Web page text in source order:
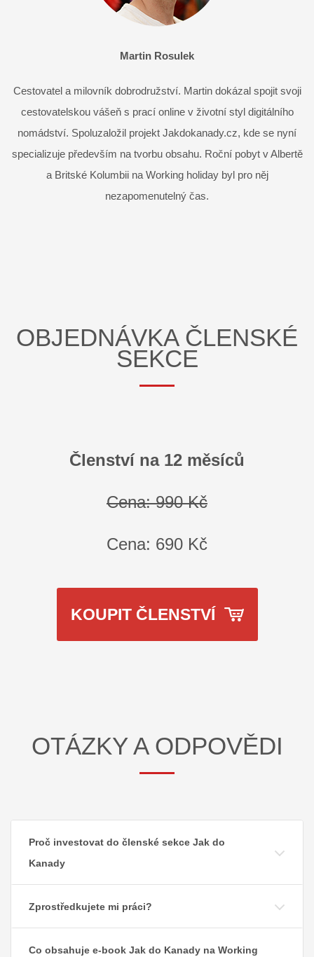
Martin Rosulek
Cestovatel a milovník dobrodružství. Martin dokázal spojit svoji
cestovatelskou vášeň s prací online v životní styl digitálního
nomádství. Spoluzaložil projekt Jakdokanady.cz, kde se nyní
specializuje především na tvorbu obsahu. Roční pobyt v Albertě
a Britské Kolumbii na Working holiday byl pro něj
nezapomenutelný čas.
OBJEDNÁVKA ČLENSKÉ
SEKCE
Členství na 12 měsíců
Cena: 990 Kč
Cena: 690 Kč
KOUPIT ČLENSTVÍ
OTÁZKY A ODPOVĚDI
Proč investovat do členské sekce Jak do
Kanady
Zprostředkujete mi práci?
Co obsahuje e-book Jak do Kanady na Working